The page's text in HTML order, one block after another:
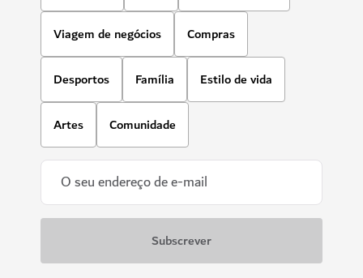
Viagem de negócios Compras
Desportos Família Estilo de vida
Artes Comunidade